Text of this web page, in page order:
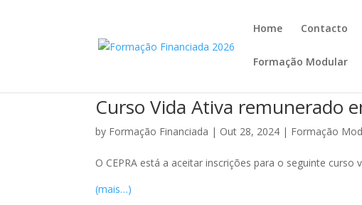
Home Contacto
Formação Modular
Curso Vida Ativa remunerado
by Formação Financiada | Out 28, 2024 | Formação
O CEPRA está a aceitar inscrições para o seguinte
(mais…)